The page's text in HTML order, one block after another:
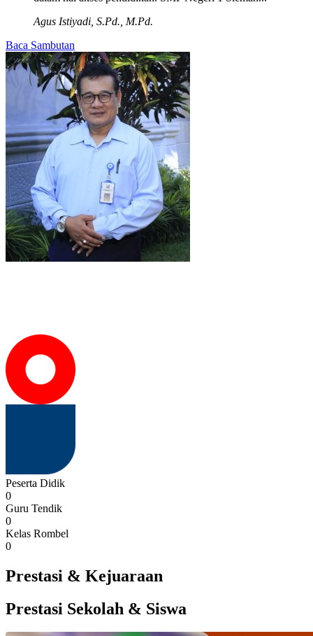
Agus Istiyadi, S.Pd., M.Pd.
Baca Sambutan
Peserta Didik
0
Guru Tendik
0
Kelas Rombel
0
Prestasi & Kejuaraan
Prestasi Sekolah & Siswa